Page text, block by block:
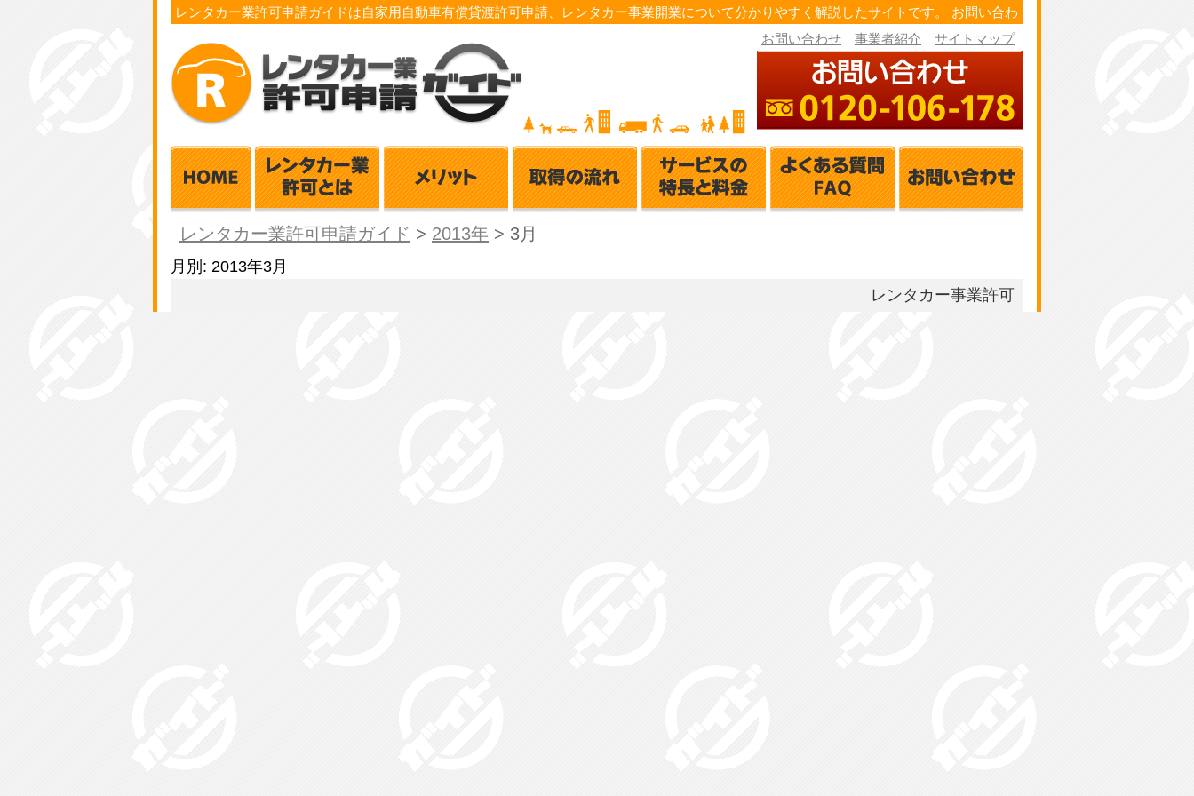
レンタカー業許可申請ガイドは自家用自動車有償貸渡許可申請、レンタカー事業開業について分かりやすく解説したサイトです。 お問い合わ
お問い合わせ
事業者紹介 サイトマップ
レンタカー業許可申請ガイド > 2013年 > 3月
月別: 2013年3月
レンタカー事業許可